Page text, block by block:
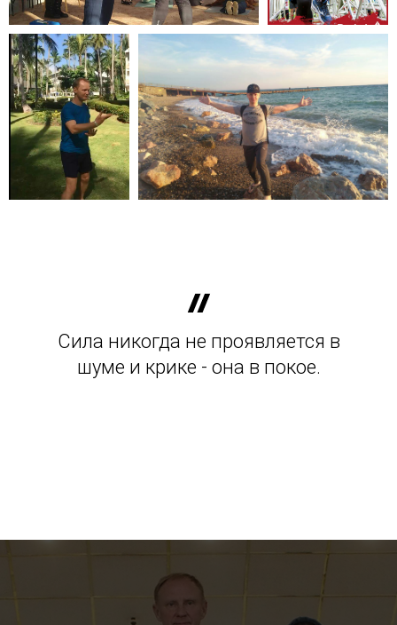
Сила никогда не проявляется в
шуме и крике - она в покое.